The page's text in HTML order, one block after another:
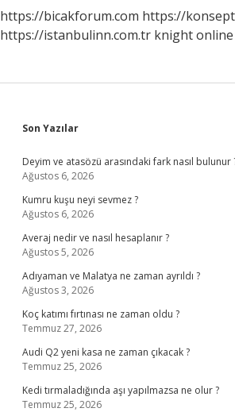
https://bicakforum.com https://
https://istanbulinn.com.tr knight online
Sidebar
Son Yazılar
Deyim ve atasözü arasındaki fark nasıl bulunur
Ağustos 6, 2026
Kumru kuşu neyi sevmez ?
Ağustos 6, 2026
Averaj nedir ve nasıl hesaplanır ?
Ağustos 5, 2026
Adıyaman ve Malatya ne zaman ayrıldı ?
Ağustos 3, 2026
Koç katımı fırtınası ne zaman oldu ?
Temmuz 27, 2026
Audi Q2 yeni kasa ne zaman çıkacak ?
Temmuz 25, 2026
Kedi tırmaladığında aşı yapılmazsa ne olur ?
Temmuz 25, 2026